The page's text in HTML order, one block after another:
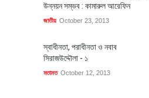
উন্নয়ন সম্ভব : কামারুল আরেফিন
জাতীয় October 23, 2013
স্বাধীনতা, পরাধীনতা ও নবাব
সিরাজউদ্দৌলা - ১
মতামত October 12, 2013